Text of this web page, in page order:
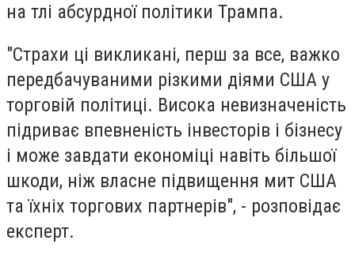
на тлі абсурдної політики Трампа.
"Страхи ці викликані, перш за все, важко
передбачуваними різкими діями США у
торговій політиці. Висока невизначеність
підриває впевненість інвесторів і бізнесу
і може завдати економіці навіть більшої
шкоди, ніж власне підвищення мит США
та їхніх торгових партнерів", - розповідає
експерт.